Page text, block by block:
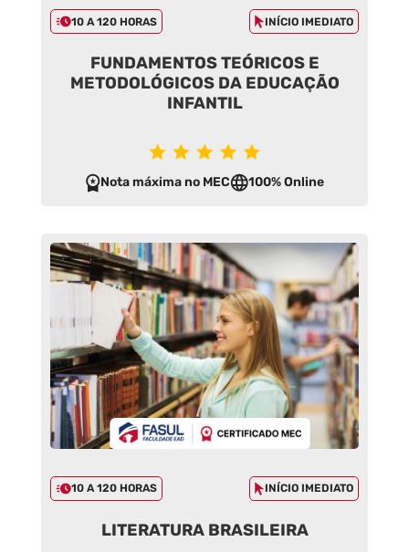
10 A 120 HORAS INÍCIO IMEDIATO
FUNDAMENTOS TEÓRICOS E
METODOLÓGICOS DA EDUCAÇÃO
INFANTIL
Nota máxima no MEC 100% Online
10 A 120 HORAS INÍCIO IMEDIATO
LITERATURA BRASILEIRA